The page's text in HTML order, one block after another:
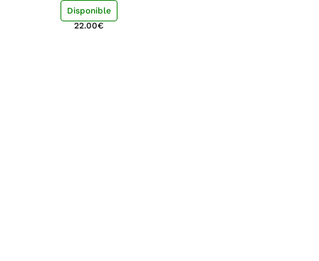
shu-ying chang, luisa
Disponible
22.00€